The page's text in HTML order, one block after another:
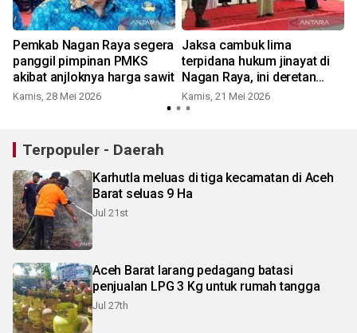
Pemkab Nagan Raya segera
panggil pimpinan PMKS
akibat anjloknya harga sawit
Kamis, 28 Mei 2026
Jaksa cambuk lima
terpidana hukum jinayat di
Nagan Raya, ini deretan
hukumannya
Kamis, 21 Mei 2026
Terpopuler - Daerah
Karhutla meluas di tiga kecamatan di Aceh
Barat seluas 9 Ha
Jul 21st
Aceh Barat larang pedagang batasi
penjualan LPG 3 Kg untuk rumah tangga
Jul 27th